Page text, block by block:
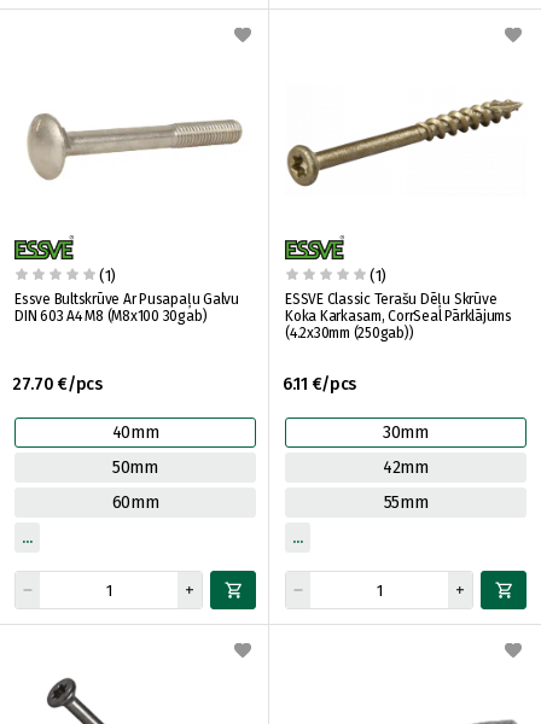
(1)
Essve Bultskrūve Ar Pusapaļu Galvu
DIN 603 A4 M8 (M8x100 30gab)
27.70 €/pcs
40mm
50mm
60mm
(1)
ESSVE Classic Terašu Dēļu Skrūve
Koka Karkasam, CorrSeal Pārklājums
(4.2x30mm (250gab))
6.11 €/pcs
30mm
42mm
55mm